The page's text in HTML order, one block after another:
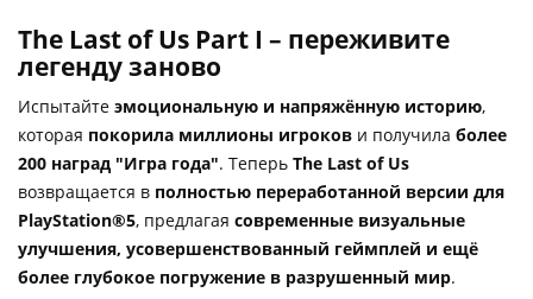
The Last of Us Part I – переживите
легенду заново
Испытайте эмоциональную и напряжённую историю,
которая покорила миллионы игроков и получила более
200 наград "Игра года". Теперь The Last of Us
возвращается в полностью переработанной версии для
PlayStation®5, предлагая современные визуальные
улучшения, усовершенствованный геймплей и ещё
более глубокое погружение в разрушенный мир.